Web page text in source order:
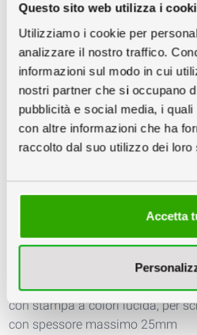
Questo sito web utilizza i
Utilizziamo i cookie per
analizzare il nostro traffico.
informazioni sul modo in cui
nostri partner che si occupano
pubblicità e social media, i
con altre informazioni che ha
raccolto dal suo utilizzo dei loro
Accetta
04
Settembre
133,20 €
13,32
08
€/
TEMPLATE
4 Riepilogo
Raccoglitori ad Anelli per schede
Prodotto: Raccoglitore ad anelli
con stampa a colori lucida, per
con spessore massimo 25mm